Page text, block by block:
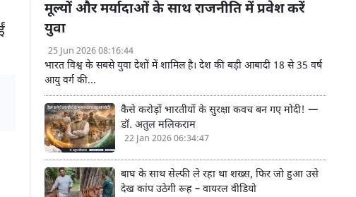
मूल्यों और मर्यादाओं के साथ राजनीति में प्रवेश करें
युवा
25 Jun 2026 08:16:44
भारत विश्व के सबसे युवा देशों में शामिल है। देश की बड़ी आबादी 18 से 35 वर्ष
आयु वर्ग की...
कैसे करोड़ों भारतीयों के सुरक्षा कवच बन गए मोदी! —
डॉ. अतुल मलिकराम
22 Jan 2026 06:34:47
बाघ के साथ सेल्फी ले रहा था शख्स, फिर जो हुआ उसे
देख कांप उठेगी रूह – वायरल वीडियो